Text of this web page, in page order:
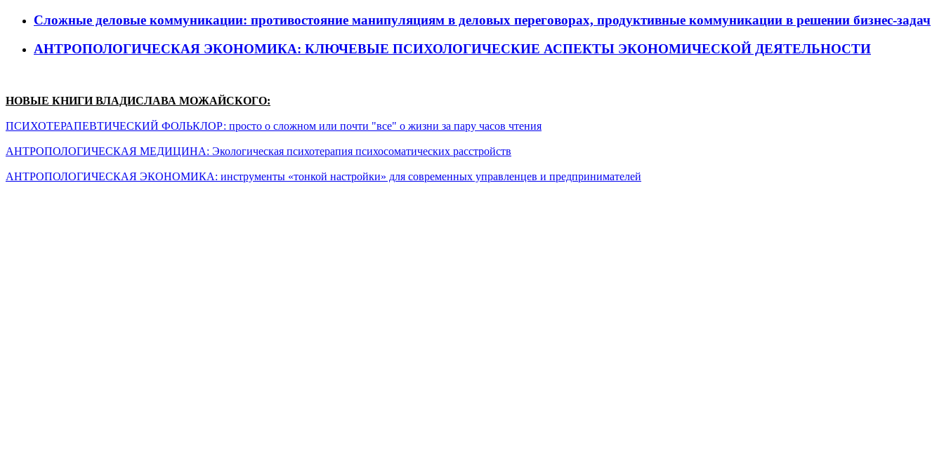
Сложные деловые коммуникации: противостояние манипуляциям в деловых переговорах, продуктивные коммуникации в решении бизнес-задач
АНТРОПОЛОГИЧЕСКАЯ ЭКОНОМИКА: КЛЮЧЕВЫЕ ПСИХОЛОГИЧЕСКИЕ АСПЕКТЫ ЭКОНОМИЧЕСКОЙ ДЕЯТЕЛЬНОСТИ
НОВЫЕ КНИГИ ВЛАДИСЛАВА МОЖАЙСКОГО:
ПСИХОТЕРАПЕВТИЧЕСКИЙ ФОЛЬКЛОР: просто о сложном или почти "все" о жизни за пару часов чтения
АНТРОПОЛОГИЧЕСКАЯ МЕДИЦИНА: Экологическая психотерапия психосоматических расстройств
АНТРОПОЛОГИЧЕСКАЯ ЭКОНОМИКА: инструменты «тонкой настройки» для современных управленцев и предпринимателей